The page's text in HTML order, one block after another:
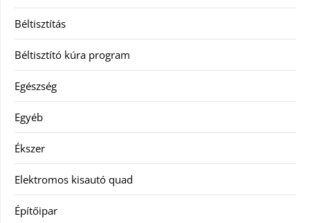
Béltisztítás
Béltisztító kúra program
Egészség
Egyéb
Ékszer
Elektromos kisautó quad
Építőipar